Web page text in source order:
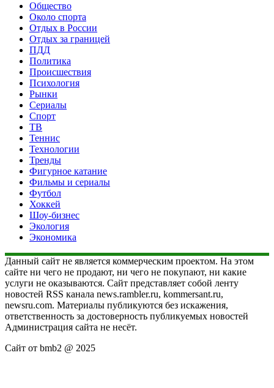
Общество
Около спорта
Отдых в России
Отдых за границей
ПДД
Политика
Происшествия
Психология
Рынки
Сериалы
Спорт
ТВ
Теннис
Технологии
Тренды
Фигурное катание
Фильмы и сериалы
Футбол
Хоккей
Шоу-бизнес
Экология
Экономика
Данный сайт не является коммерческим проектом. На этом
сайте ни чего не продают, ни чего не покупают, ни какие
услуги не оказываются. Сайт представляет собой ленту
новостей RSS канала news.rambler.ru, kommersant.ru,
newsru.com. Материалы публикуются без искажения,
ответственность за достоверность публикуемых новостей
Администрация сайта не несёт.
Сайт от bmb2 @ 2025